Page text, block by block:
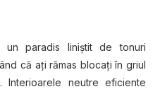
paradis liniștit de tonuri
că ați rămas blocați în griul
Interioarele neutre eficiente